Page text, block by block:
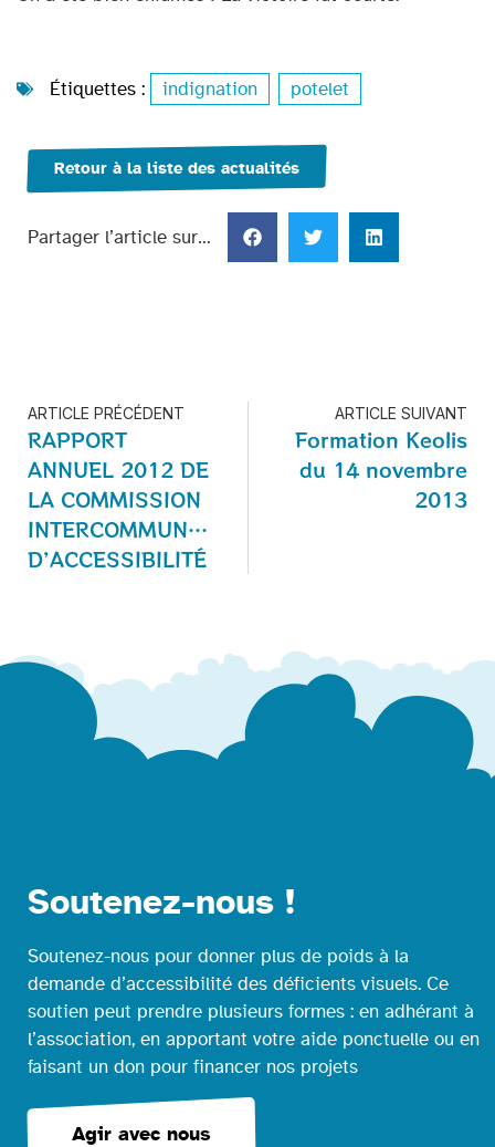
Étiquettes : indignation potelet
Retour à la liste des actualités
Partager l’article sur…
ARTICLE PRÉCÉDENT
RAPPORT
ANNUEL 2012 DE
LA COMMISSION
INTERCOMMUNALE
D’ACCESSIBILITÉ
ARTICLE SUIVANT
Formation Keolis
du 14 novembre
2013
Soutenez-nous !
Soutenez-nous pour donner plus de poids à la
demande d’accessibilité des déficients visuels. Ce
soutien peut prendre plusieurs formes : en adhérant à
l’association, en apportant votre aide ponctuelle ou en
faisant un don pour financer nos projets
Agir avec nous